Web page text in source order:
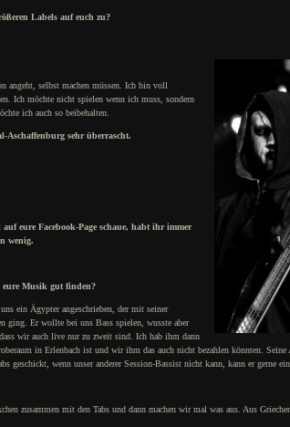
Labels auf euch zu?
angeht, selbst machen müssen. Ich bin voll
Ich möchte nicht spielen wenn ich muss, sondern
ich auch so beibehalten.
Aschaffenburg sehr überrascht.
eure Facebook-Page schaue, habt ihr immer
wenig.
eure Musik gut finden?
ein Ägypter angeschrieben, der mit seiner
ging. Er wollte bei uns Bass spielen, wusste aber
wir auch live nur zu zweit sind. Ich hab ihm dann
in Erlenbach ist und wir ihm das auch nicht bezahlen könnten.
wenn unser anderer Session-Bassist nicht kann, kann er gerne
zusammen mit den Tabs und dann machen wir mal was aus. Aus